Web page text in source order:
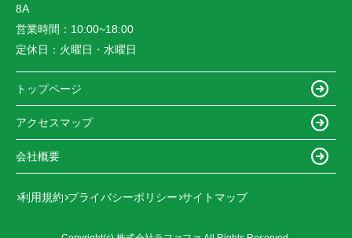
8A
営業時間： 10:00~18:00
定休日： 火曜日・水曜日
トップページ
アクセスマップ
会社概要
利用規約 プライバシーポリシー サイトマップ